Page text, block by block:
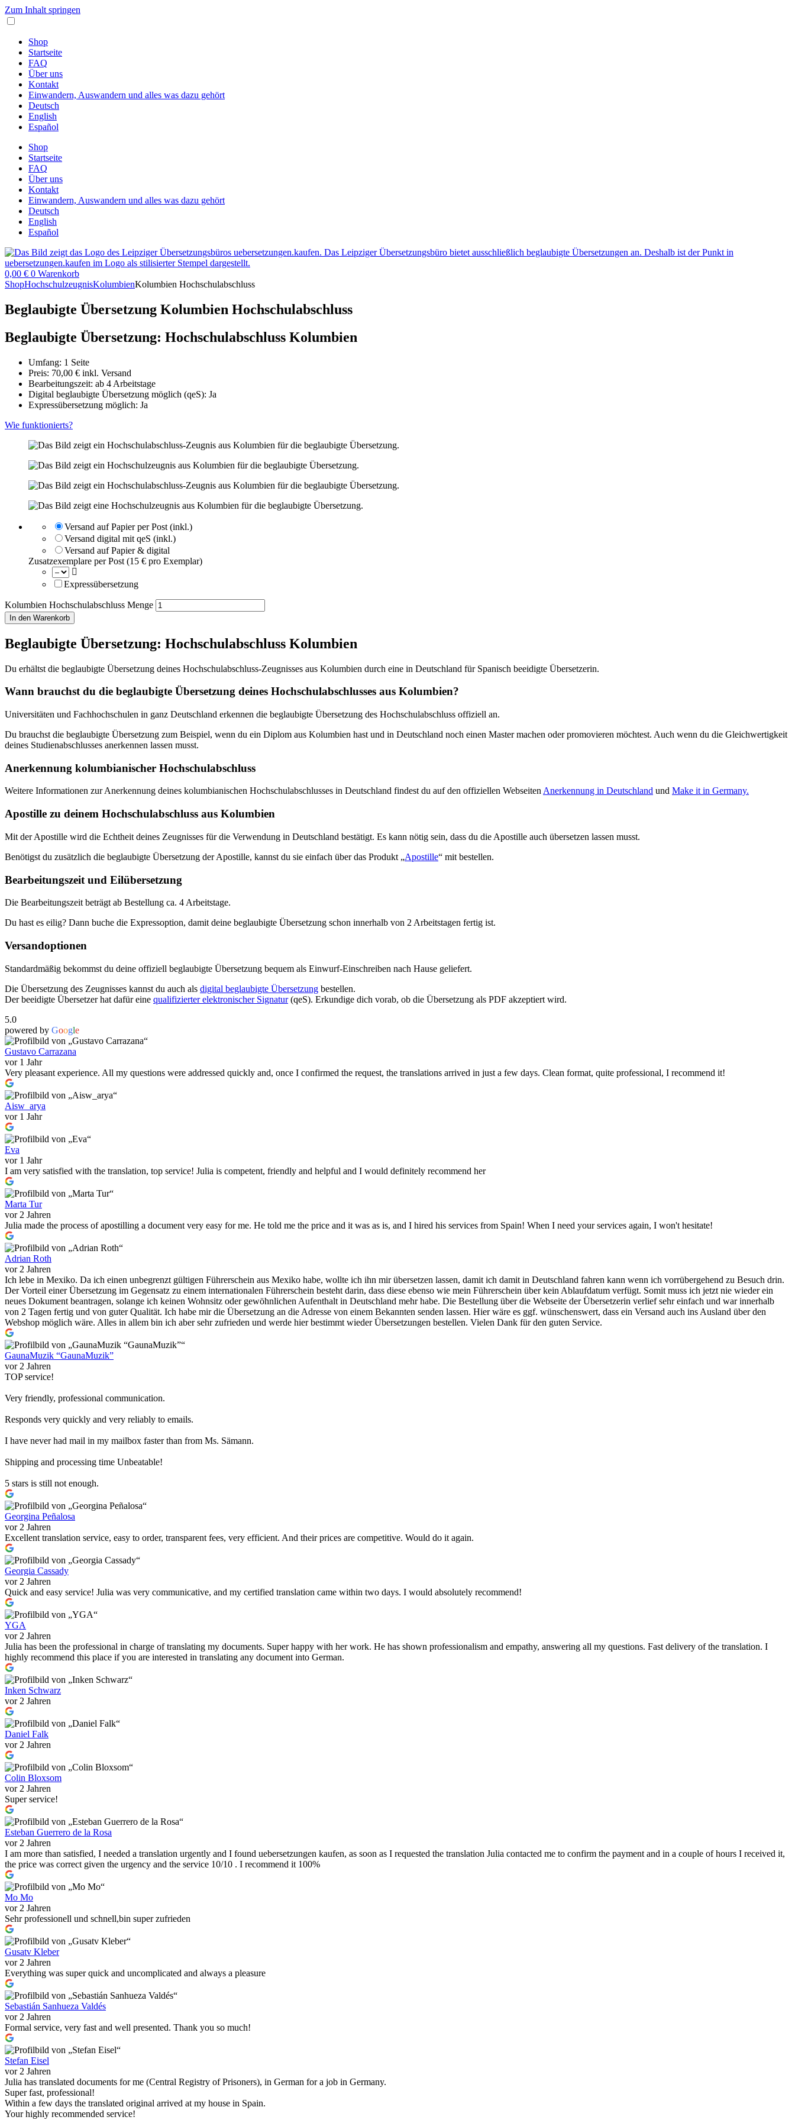
Zum Inhalt springen
Shop
Startseite
FAQ
Über uns
Kontakt
Einwandern, Auswandern und alles was dazu gehört
Deutsch
English
Español
Shop
Startseite
FAQ
Über uns
Kontakt
Einwandern, Auswandern und alles was dazu gehört
Deutsch
English
Español
0,00 € 0 Warenkorb
ShopHochschulzeugnisKolumbienKolumbien Hochschulabschluss
Beglaubigte Übersetzung Kolumbien Hochschulabschluss
Beglaubigte Übersetzung: Hochschulabschluss Kolumbien
Umfang: 1 Seite
Preis: 70,00 € inkl. Versand
Bearbeitungszeit: ab 4 Arbeitstage
Digital beglaubigte Übersetzung möglich (qeS): Ja
Expressübersetzung möglich: Ja
Wie funktionierts?
Versand auf Papier per Post (inkl.)
Versand digital mit qeS (inkl.)
Versand auf Papier & digital
Zusatzexemplare per Post (15 € pro Exemplar)
Expressübersetzung
Kolumbien Hochschulabschluss Menge
In den Warenkorb
Beglaubigte Übersetzung: Hochschulabschluss Kolumbien
Du erhältst die beglaubigte Übersetzung deines Hochschulabschluss-Zeugnisses aus Kolumbien durch eine in Deutschland für Spanisch beeidigte Übersetzerin.
Wann brauchst du die beglaubigte Übersetzung deines Hochschulabschlusses aus Kolumbien?
Universitäten und Fachhochschulen in ganz Deutschland erkennen die beglaubigte Übersetzung des Hochschulabschluss offiziell an.
Du brauchst die beglaubigte Übersetzung zum Beispiel, wenn du ein Diplom aus Kolumbien hast und in Deutschland noch einen Master machen oder promovieren möchtest. Auch wenn du die Gleichwertigkeit
deines Studienabschlusses anerkennen lassen musst.
Anerkennung kolumbianischer Hochschulabschluss
Weitere Informationen zur Anerkennung deines kolumbianischen Hochschulabschlusses in Deutschland findest du auf den offiziellen WebseitenAnerkennung in Deutschland und Make it in Germany.
Apostille zu deinem Hochschulabschluss aus Kolumbien
Mit der Apostille wird die Echtheit deines Zeugnisses für die Verwendung in Deutschland bestätigt. Es kann nötig sein, dass du die Apostille auch übersetzen lassen musst.
Benötigst du zusätzlich die beglaubigte Übersetzung der Apostille, kannst du sie einfach über das Produkt „Apostille“ mit bestellen.
Bearbeitungszeit und Eilübersetzung
Die Bearbeitungszeit beträgt ab Bestellung ca. 4 Arbeitstage.
Du hast es eilig? Dann buche die Expressoption, damit deine beglaubigte Übersetzung schon innerhalb von 2 Arbeitstagen fertig ist.
Versandoptionen
Standardmäßig bekommst du deine offiziell beglaubigte Übersetzung bequem als Einwurf-Einschreiben nach Hause geliefert.
Die Übersetzung des Zeugnisses kannst du auch als digital beglaubigte Übersetzung bestellen.
Der beeidigte Übersetzer hat dafür eine qualifizierter elektronischer Signatur(qeS). Erkundige dich vorab, ob die Übersetzung als PDF akzeptiert wird.
5.0
powered by Google
Gustavo Carrazana
vor 1 Jahr
Very pleasant experience. All my questions were addressed quickly and, once I confirmed the request, the translations arrived in just a few days. Clean format, quite professional, I recommend it!
Aisw_arya
vor 1 Jahr
Eva
vor 1 Jahr
I am very satisfied with the translation, top service! Julia is competent, friendly and helpful and I would definitely recommend her
Marta Tur
vor 2 Jahren
Julia made the process of apostilling a document very easy for me. He told me the price and it was as is, and I hired his services from Spain! When I need your services again, I won't hesitate!
Adrian Roth
vor 2 Jahren
Ich lebe in Mexiko. Da ich einen unbegrenzt gültigen Führerschein aus Mexiko habe, wollte ich ihn mir übersetzen lassen, damit ich damit in Deutschland fahren kann wenn ich vorrübergehend zu Besuch drin.
Der Vorteil einer Übersetzung im Gegensatz zu einem internationalen Führerschein besteht darin, dass diese ebenso wie mein Führerschein über kein Ablaufdatum verfügt. Somit muss ich jetzt nie wieder ein
neues Dokument beantragen, solange ich keinen Wohnsitz oder gewöhnlichen Aufenthalt in Deutschland mehr habe. Die Bestellung über die Webseite der Übersetzerin verlief sehr einfach und war innerhalb
von 2 Tagen fertig und von guter Qualität. Ich habe mir die Übersetzung an die Adresse von einem Bekannten senden lassen. Hier wäre es ggf. wünschenswert, dass ein Versand auch ins Ausland über den
Webshop möglich wäre. Alles in allem bin ich aber sehr zufrieden und werde hier bestimmt wieder Übersetzungen bestellen. Vielen Dank für den guten Service.
GaunaMuzik “GaunaMuzik”
vor 2 Jahren
TOP service!
Very friendly, professional communication.
Responds very quickly and very reliably to emails.
I have never had mail in my mailbox faster than from Ms. Sämann.
Shipping and processing time Unbeatable!
5 stars is still not enough.
Georgina Peñalosa
vor 2 Jahren
Excellent translation service, easy to order, transparent fees, very efficient. And their prices are competitive. Would do it again.
Georgia Cassady
vor 2 Jahren
Quick and easy service! Julia was very communicative, and my certified translation came within two days. I would absolutely recommend!
YGA
vor 2 Jahren
Julia has been the professional in charge of translating my documents. Super happy with her work. He has shown professionalism and empathy, answering all my questions. Fast delivery of the translation. I
highly recommend this place if you are interested in translating any document into German.
Inken Schwarz
vor 2 Jahren
Daniel Falk
vor 2 Jahren
Colin Bloxsom
vor 2 Jahren
Super service!
Esteban Guerrero de la Rosa
vor 2 Jahren
I am more than satisfied, I needed a translation urgently and I found uebersetzungen kaufen, as soon as I requested the translation Julia contacted me to confirm the payment and in a couple of hours I received it,
the price was correct given the urgency and the service 10/10 . I recommend it 100%
Mo Mo
vor 2 Jahren
Sehr professionell und schnell,bin super zufrieden
Gusatv Kleber
vor 2 Jahren
Everything was super quick and uncomplicated and always a pleasure
Sebastián Sanhueza Valdés
vor 2 Jahren
Formal service, very fast and well presented. Thank you so much!
Stefan Eisel
vor 2 Jahren
Julia has translated documents for me (Central Registry of Prisoners), in German for a job in Germany.
Super fast, professional!
Within a few days the translated original arrived at my house in Spain.
Your highly recommended service!